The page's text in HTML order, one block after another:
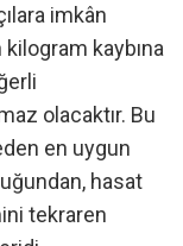
imkân
kaybına
olacaktır. Bu
en uygun
hasat
tekraren